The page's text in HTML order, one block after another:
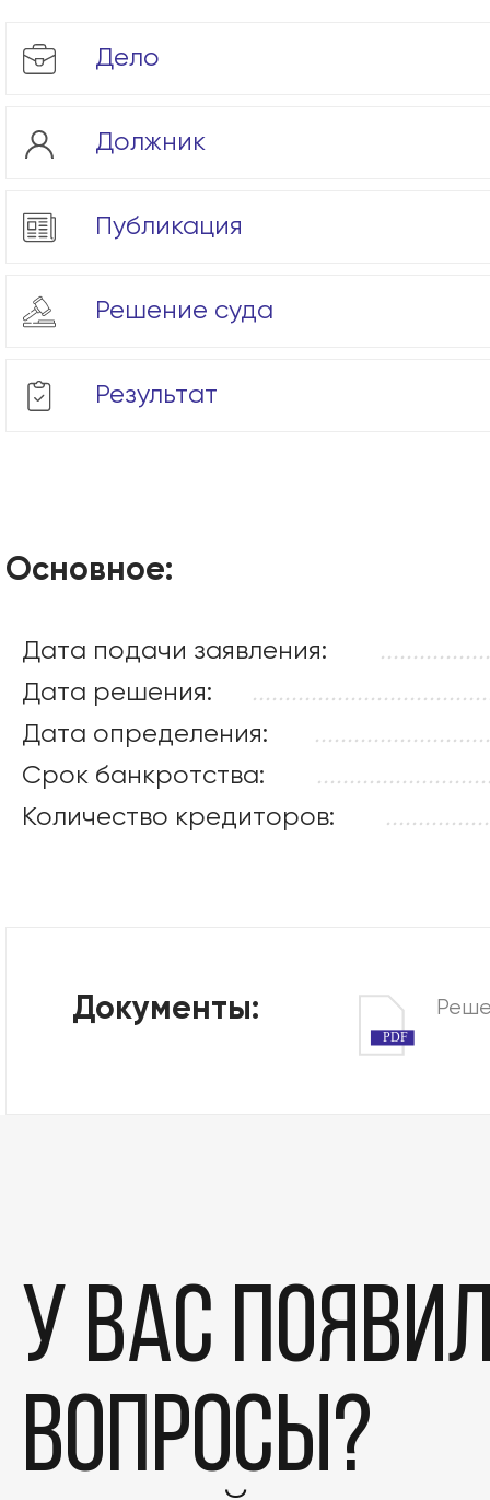
Дело
Должник
Публикация
Решение суда
Результат
Основное:
Дата подачи заявления:
Дата решения:
Дата определения:
Срок банкротства:
Количество кредиторов:
Документы:
PDF
У вас
вопросы?
Этапы